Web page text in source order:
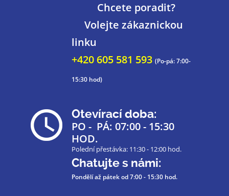
Chcete poradit?
Volejte zákaznickou
linku
+420 605 581 593 (Po-pá: 7:00-
15:30 hod)
Otevírací doba:
PO - PÁ: 07:00 - 15:30
HOD.
Polední přestávka: 11:30 - 12:00 hod.
Chatujte s námi:
Pondělí až pátekod 7:00 - 15:30 hod.